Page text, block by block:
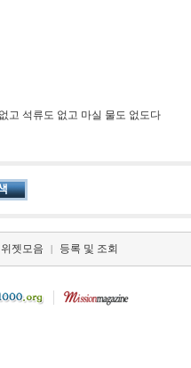
고 석류도 없고 마실 물도 없도다
젯모음 | 등록 및 조회